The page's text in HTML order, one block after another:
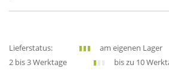
Lieferstatus:
am eigenen Lager
2 bis 3 Werktage
bis zu 10